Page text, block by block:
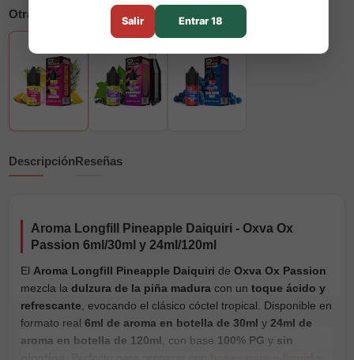
Otras opciones disponibles
DescripciónReseñas
Aroma Longfill Pineapple Daiquiri - Oxva Ox
Passion 6ml/30ml y 24ml/120ml
El Aroma Longfill Pineapple Daiquiri deOxva Ox Passion
mezcla ladulzura de la piña madura con untoque ácido y
refrescante , evocando el clásico cóctel tropical. Disponible en
formato real6ml de aroma en botella de 30ml y 24ml de
aroma en botella de 120ml , con base 100% PG y sin
Salir Entrar 18